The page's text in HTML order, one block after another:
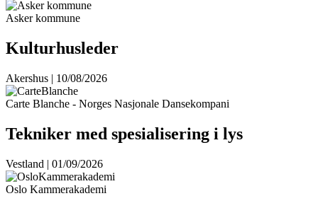
Asker kommune
Kulturhusleder
Akershus | 10/08/2026
Carte Blanche - Norges Nasjonale Dansekompani
Tekniker med spesialisering i lys
Vestland | 01/09/2026
Oslo Kammerakademi